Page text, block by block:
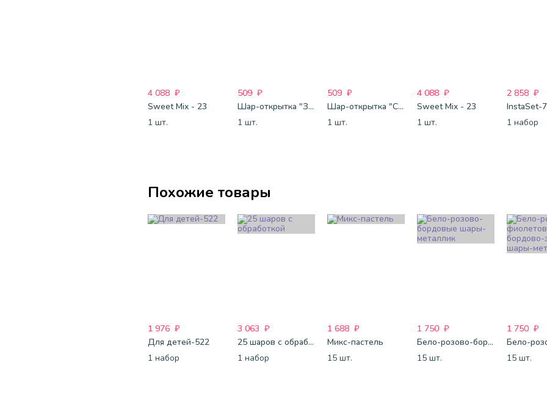
4 088 ₽
Sweet Mix - 23
1 шт.
509 ₽
Шар-открытка "Звезда" (45 см) - 1
1 шт.
509 ₽
Шар-открытка "Сердце" (45 см) - 2
1 шт.
4 088 ₽
Sweet Mix - 23
1 шт.
2 858 ₽
InstaSet-
1 набор
Похожие товары
1 976 ₽
Для детей-522
1 набор
3 063 ₽
25 шаров с обработкой
1 набор
1 688 ₽
Микс-пастель
15 шт.
1 750 ₽
Бело-розово-бордовые шары-металлик
15 шт.
1 750 ₽
15 шт.